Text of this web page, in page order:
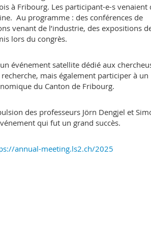
à Fribourg. Les participant-e-s venaient
Au programme : des conférences de
venant de l’industrie, des expositions
lors du congrès.
événement satellite dédié aux
mais également participer à un
du Canton de Fribourg.
des professeurs Jörn Dengjel et
qui fut un grand succès.
annual-meeting.ls2.ch/2025